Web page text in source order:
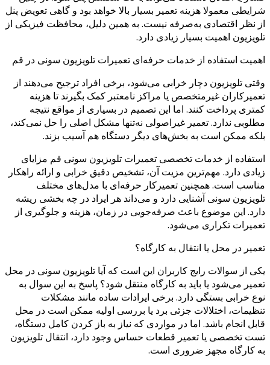
شرایطی معمولا هزینه تعمیر بسیار بالا خواهد بود و گاهی تعویض پنل
از نظر اقتصادی به‌صرفه نیست. به همین دلیل، محافظت فیزیکی از
تلویزیون اهمیت بسیار زیادی دارد.
اهمیت استفاده از خدمات حرفه‌ای تعمیرات تلویزیون سونی در قم
وقتی تلویزیون دچار خرابی می‌شود، برخی افراد ترجیح می‌دهند از
تعمیرکاران غیرمتخصص یا مراکز نامعتبر کمک بگیرند تا هزینه
کمتری پرداخت کنند. اما این تصمیم در بسیاری از مواقع نتیجه
مطلوبی ندارد. تعمیر غیراصولی نه‌تنها مشکل اصلی را حل نمی‌کند،
بلکه ممکن است به بخش‌های دیگر دستگاه هم آسیب بزند.
استفاده از خدمات تخصصی تعمیرات تلویزیون سونی قم مزایای
زیادی دارد. مهم‌ترین مزیت آن، تشخیص دقیق خرابی و ارائه راهکار
مناسب است. همچنین تعمیرکار حرفه‌ای با مدل‌های مختلف
تلویزیون سونی آشنایی دارد و می‌داند هر ایراد در چه بخشی ریشه
دارد. این موضوع باعث صرفه‌جویی در زمان، هزینه و جلوگیری از
تعمیرات تکراری می‌شود.
تعمیر در محل یا انتقال به کارگاه؟
یکی از سوالات رایج کاربران این است که آیا تلویزیون سونی در محل
تعمیر می‌شود یا باید به کارگاه منتقل شود؟ پاسخ به این سوال به
نوع خرابی بستگی دارد. برخی ایرادات ساده مانند مشکلات
تنظیمات، اختلالات جزئی برد یا بررسی اولیه ممکن است در محل
قابل انجام باشد. اما در مواردی که نیاز به باز کردن کامل دستگاه،
تست تخصصی یا تعمیر قطعات حساس وجود دارد، انتقال تلویزیون
به کارگاه مجهز ضروری است.